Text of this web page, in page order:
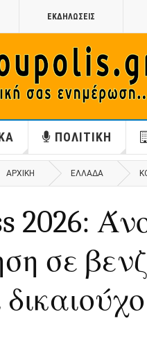
ΕΚΔΗΛΩΣΕΙΣ
ΠΟΛΙΤΙΚΗ
ΑΡΧΙΚΉ ΕΛΛΑΔΑ
2026:
σε